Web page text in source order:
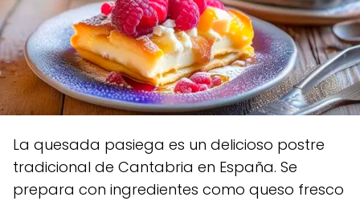
La quesada pasiega es un delicioso postre
tradicional de Cantabria en España. Se
prepara con ingredientes como queso fresco